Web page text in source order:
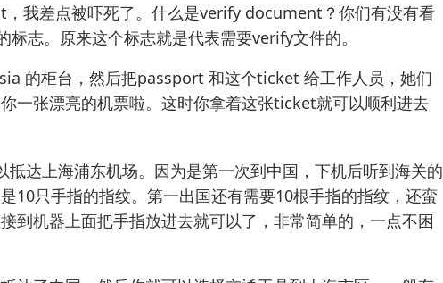
我差点被吓死了。什么是verify document？你们有没有看
志。原来这个标志就是代表需要verify文件的。
的柜台，然后把passport 和这个ticket 给工作人员，她们
一张漂亮的机票啦。这时你拿着这张ticket就可以顺利进去
达上海浦东机场。因为是第一次到中国，下机后听到海关的
10只手指的指纹。第一出国还有需要10根手指的指纹，还蛮
到机器上面把手指放进去就可以了，非常简单的，一点不困